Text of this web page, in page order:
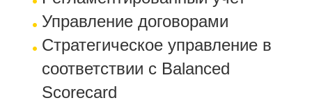
Управление договорами
Стратегическое управление в
соответствии с Balanced
Scorecard